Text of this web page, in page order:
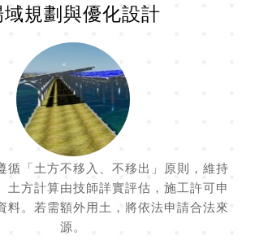
規劃與優化設計
循「土方不移入、不移出」原則，維持
土方計算由技師詳實評估，施工許可申
料。若需額外用土，將依法申請合法來
源。